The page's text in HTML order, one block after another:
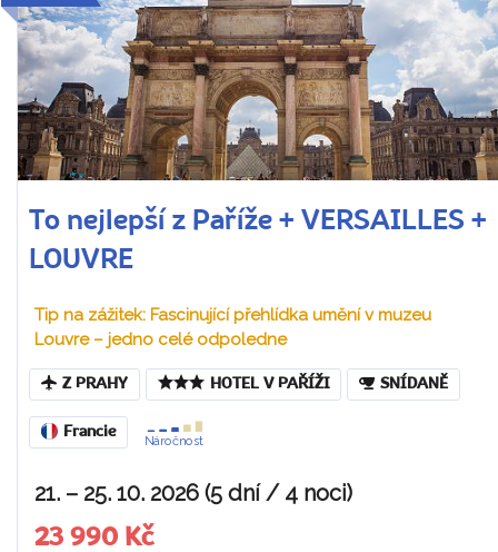
To nejlepší z Paříže + VERSAILLES +
LOUVRE
Tip na zážitek: Fascinující přehlídka umění v muzeu
Louvre – jedno celé odpoledne
Z PRAHY HOTEL V PAŘÍŽI SNÍDANĚ
Francie
Náročnost
21. – 25. 10. 2026 (5 dní / 4 noci)
23 990 Kč